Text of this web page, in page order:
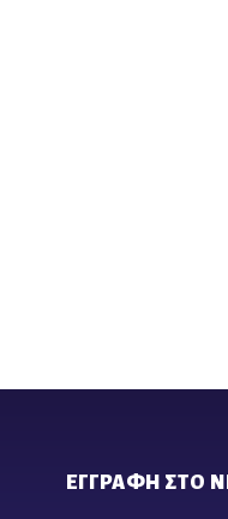
ΕΓΓΡΑΦΉ ΣΤΟ